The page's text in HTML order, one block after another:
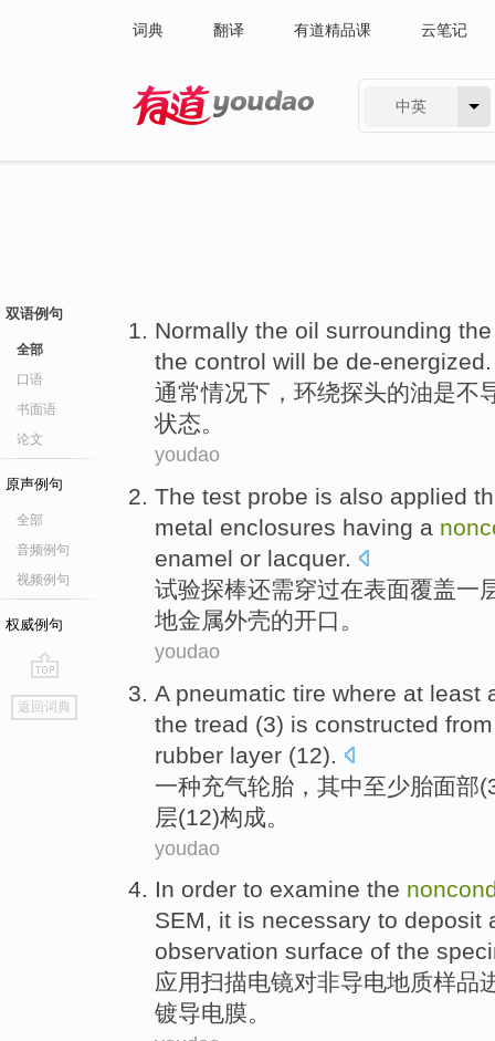
词典 翻译 有道精品课 云笔记
中英
双语例句
全部
口语
书面语
论文
原声例句
全部
音频例句
视频例句
权威例句
go
top
返回词典
Normally the oil surrounding the
the control will be de-energized.
通常情况下， 环绕探头的油是不
状态。
youdao
The test probe is also applied
metal enclosures having a
enamel or lacquer.
试验探棒还需穿过在表面覆盖一
地金属外壳的开口 。
youdao
A pneumatic tire where at least
the tread (3) is constructed
rubber layer (12).
一种充气轮胎 ， 其中至少胎面部(
层(12)构成。
youdao
In order to examine the
SEM, it is necessary to deposit
observation surface of the
应用扫描电镜对非导电地质样品
镀导电膜。